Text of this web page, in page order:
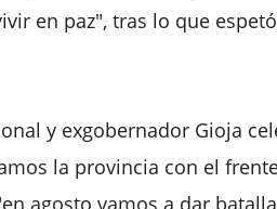
en paz", tras lo que
y exgobernador Gioja
la provincia con el
agosto vamos a dar